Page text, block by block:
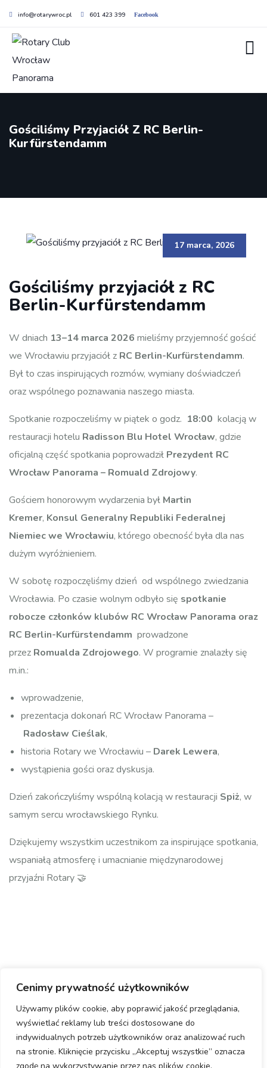
Cenimy prywatność użytkowników
Używamy plików cookie, aby poprawić jakość przeglądania,
wyświetlać reklamy lub treści dostosowane do
indywidualnych potrzeb użytkowników oraz analizować ruch
na stronie. Kliknięcie przycisku „Akceptuj wszystkie” oznacza
info@rotarywroc.pl 601 423 399 Facebook
Gościliśmy Przyjaciół Z RC Berlin-
Kurfürstendamm
17 marca, 2026
Gościliśmy przyjaciół z RC
Berlin-Kurfürstendamm
W dniach 13–14 marca 2026 mieliśmy przyjemność gościć
we Wrocławiu przyjaciół z RC Berlin-Kurfürstendamm.
Był to czas inspirujących rozmów, wymiany doświadczeń
oraz wspólnego poznawania naszego miasta.
Spotkanie rozpoczeliśmy w piątek o godz. 18:00 kolacją w
restauracji hotelu Radisson Blu Hotel Wrocław, gdzie
oficjalną część spotkania poprowadził Prezydent RC
Wrocław Panorama – Romuald Zdrojowy.
Gościem honorowym wydarzenia był Martin
Kremer, Konsul Generalny Republiki Federalnej
Niemiec we Wrocławiu, którego obecność była dla nas
dużym wyróżnieniem.
W sobotę rozpoczęliśmy dzień od wspólnego zwiedzania
Wrocławia. Po czasie wolnym odbyło się spotkanie
robocze członków klubów RC Wrocław Panorama oraz
RC Berlin-Kurfürstendamm prowadzone
przez Romualda Zdrojowego. W programie znalazły się
m.in.:
wprowadzenie,
prezentacja dokonań RC Wrocław Panorama –
Radosław Cieślak,
historia Rotary we Wrocławiu – Darek Lewera,
wystąpienia gości oraz dyskusja.
Dzień zakończyliśmy wspólną kolacją w restauracji Spiż, w
samym sercu wrocławskiego Rynku.
Dziękujemy wszystkim uczestnikom za inspirujące spotkania,
wspaniałą atmosferę i umacnianie międzynarodowej
przyjaźni Rotary 🤝